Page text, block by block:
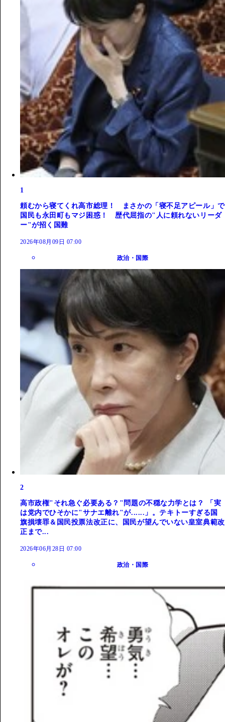
1
頼むから寝てくれ高市総理！ まさかの「寝不足アピール」で
国民も永田町もマジ困惑！ 歴代屈指の"人に頼れないリーダ
ー"が招く国難
2026年08月09日 07:00
政治・国際
2
高市政権"それ急ぐ必要ある？"問題の不穏な力学とは？ 「実
は党内でひそかに"サナエ離れ"が......」。テキトーすぎる国
旗損壊罪＆国民投票法改正に、国民が望んでいない皇室典範改
正まで...
2026年06月28日 07:00
政治・国際